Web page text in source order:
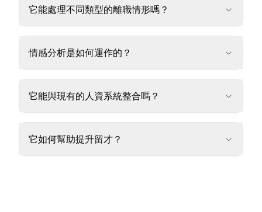
它能處理不同類型的離職情形嗎？
情感分析是如何運作的？
它能與現有的人資系統整合嗎？
它如何幫助提升留才？